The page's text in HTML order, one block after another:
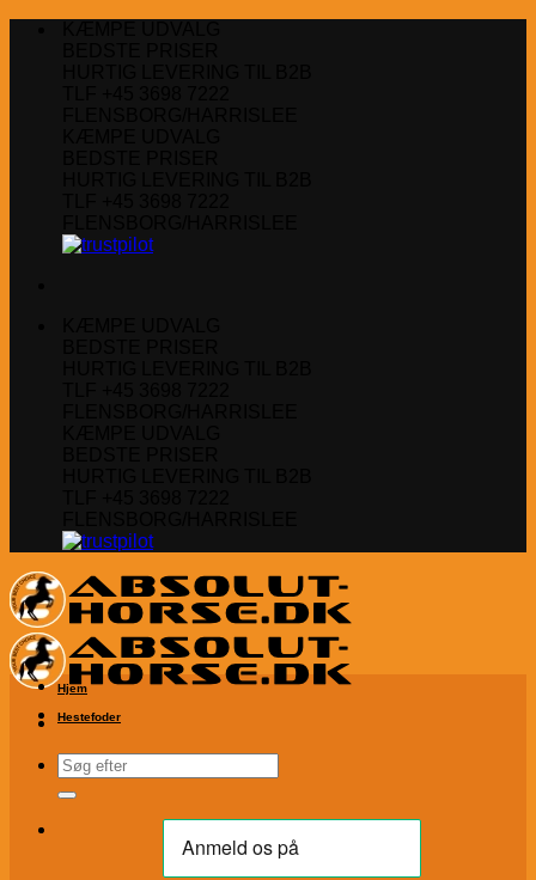
Søg
efter:
Hjem
Hestefoder